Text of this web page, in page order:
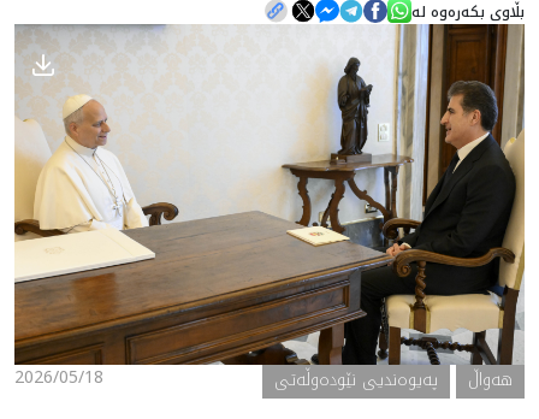
هه‌واڵ
گەلەری
بڵاوی بکەرەوە لە
2026/05/18 هه‌واڵ په‌یوه‌ندیی نێوده‌وڵه‌تی